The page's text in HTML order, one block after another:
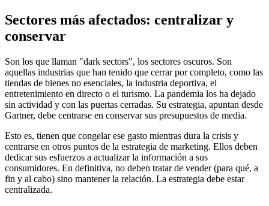
Sectores más afectados: centralizar y
conservar
Son los que llaman "dark sectors", los sectores oscuros. Son
aquellas industrias que han tenido que cerrar por completo, como las
tiendas de bienes no esenciales, la industria deportiva, el
entretenimiento en directo o el turismo. La pandemia los ha dejado
sin actividad y con las puertas cerradas. Su estrategia, apuntan desde
Gartner, debe centrarse en conservar sus presupuestos de media.
Esto es, tienen que congelar ese gasto mientras dura la crisis y
centrarse en otros puntos de la estrategia de marketing. Ellos deben
dedicar sus esfuerzos a actualizar la información a sus
consumidores. En definitiva, no deben tratar de vender (para qué, a
fin y al cabo) sino mantener la relación. La estrategia debe estar
centralizada.